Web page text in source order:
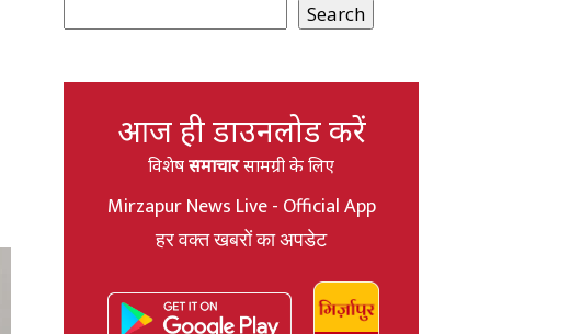
Search
आज ही डाउनलोड करें
विशेषसमाचारसामग्री के लिए
Mirzapur News Live - Official App
हर वक्त खबरों का अपडेट